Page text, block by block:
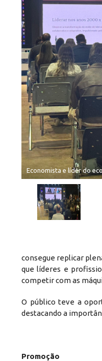
Economista e líder do
consegue replicar
que líderes e
competir com as
O público teve a
destacando a
Promoção